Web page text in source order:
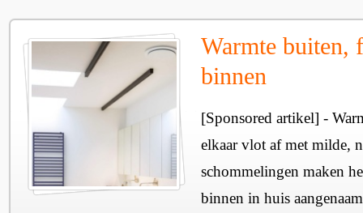
Warmte buiten,
binnen
[Sponsored artikel] -
elkaar vlot af met milde,
schommelingen maken
binnen in huis